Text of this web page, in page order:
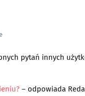
pytań innych
– odpowiada